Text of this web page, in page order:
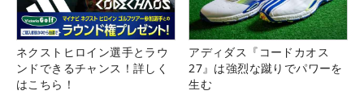
ネクストヒロイン選手とラウ
ンドできるチャンス！詳しく
はこちら！
アディダス『コードカオス
27』は強烈な蹴りでパワーを
生む